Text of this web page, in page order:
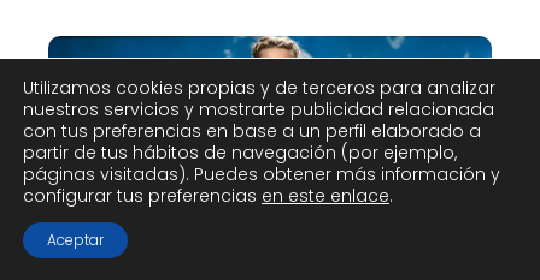
Comparativa de las mejores marcas
Utilizamos cookies propias y de terceros para analizar
nuestros servicios y mostrarte publicidad relacionada
con tus preferencias en base a un perfil elaborado a
partir de tus hábitos de navegación (por ejemplo,
páginas visitadas). Puedes obtener más información y
configurar tus preferencias en este enlace.
Aceptar